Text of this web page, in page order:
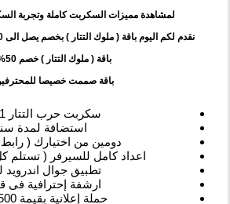
لمشاهدة مميزات السكربت كاملة وتجربة
نقدم لكم اليوم باقة ( ملوك التتار ) بخصم يصل الى 50% لفترة محدودة جدا
باقة ( ملوك التتار ) خصم 50%
باقة صممت خصيصا
سكربت حرب التتار X-V1.
استضافة لمدة
دومين من اختيارك (
اعداد كامل للسيرفر (
تطبيق جوال اندرويد
ارشفة إحترافية فى
حملة إعلانية بقيمة 500 ريال.